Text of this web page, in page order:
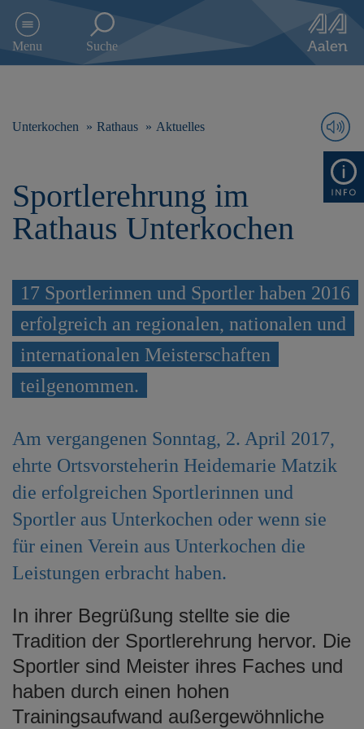
e
n
Menu Suche
Unterkochen Rathaus Aktuelles
Sportlerehrung im
Rathaus Unterkochen
17 Sportlerinnen und Sportler haben 2016
erfolgreich an regionalen, nationalen und
internationalen Meisterschaften
teilgenommen.
Am vergangenen Sonntag, 2. April 2017,
ehrte Ortsvorsteherin Heidemarie Matzik
die erfolgreichen Sportlerinnen und
Sportler aus Unterkochen oder wenn sie
für einen Verein aus Unterkochen die
Leistungen erbracht haben.
In ihrer Begrüßung stellte sie die
Tradition der Sportlerehrung hervor. Die
Sportler sind Meister ihres Faches und
haben durch einen hohen
Trainingsaufwand außergewöhnliche